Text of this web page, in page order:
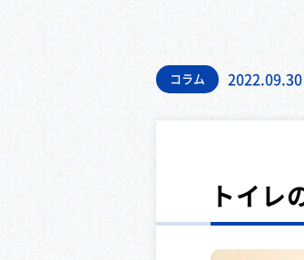
コラム 2022.09.30
トイレ